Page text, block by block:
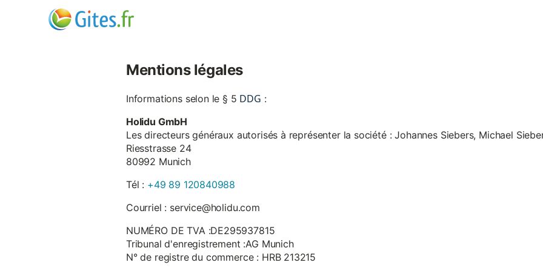
Mentions légales
Informations selon le § 5 DDG :
Holidu GmbH
Les directeurs généraux autorisés à représenter la société : Johannes Siebers, Michael
Riesstrasse 24
80992 Munich
Tél : +49 89 120840988
Courriel : service@holidu.com
NUMÉRO DE TVA :DE295937815
Tribunal d'enregistrement :AG Munich
N° de registre du commerce : HRB 213215